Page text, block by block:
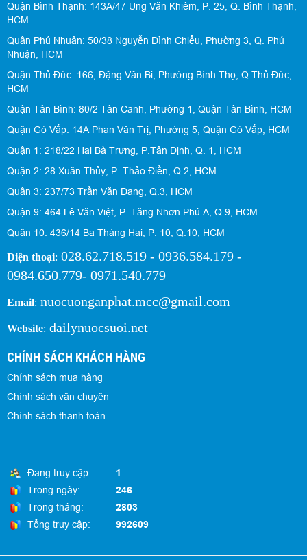
Quận Bình Thạnh: 143A/47 Ung Văn Khiêm, P. 25, Q. Bình Thạnh,
HCM
Quận Phú Nhuận: 50/38 Nguyễn Đình Chiểu, Phường 3, Q. Phú
Nhuận, HCM
Quận Thủ Đức: 166, Đặng Văn Bi, Phường Bình Thọ, Q.Thủ Đức,
HCM
Quận Tân Bình: 80/2 Tân Canh, Phường 1, Quận Tân Bình, HCM
Quận Gò Vấp: 14A Phan Văn Trị, Phường 5, Quận Gò Vấp, HCM
Quận 1: 218/22 Hai Bà Trưng, P.Tân Định, Q. 1, HCM
Quận 2: 28 Xuân Thủy, P. Thảo Điền, Q.2, HCM
Quận 3: 237/73 Trần Văn Đang, Q.3, HCM
Quận 9: 464 Lê Văn Việt, P. Tăng Nhơn Phú A, Q.9, HCM
Quận 10: 436/14 Ba Tháng Hai, P. 10, Q.10, HCM
Điện thoại: 028.62.718.519 - 0936.584.179 -
0984.650.779- 0971.540.779
Email: nuocuonganphat.mcc@gmail.com
Website: dailynuocsuoi.net
CHÍNH SÁCH KHÁCH HÀNG
Chính sách mua hàng
Chính sách vận chuyện
Chính sách thanh toán
Đang truy cập:
1
Trong ngày:
246
Trong tháng:
2803
Tổng truy cập:
992609